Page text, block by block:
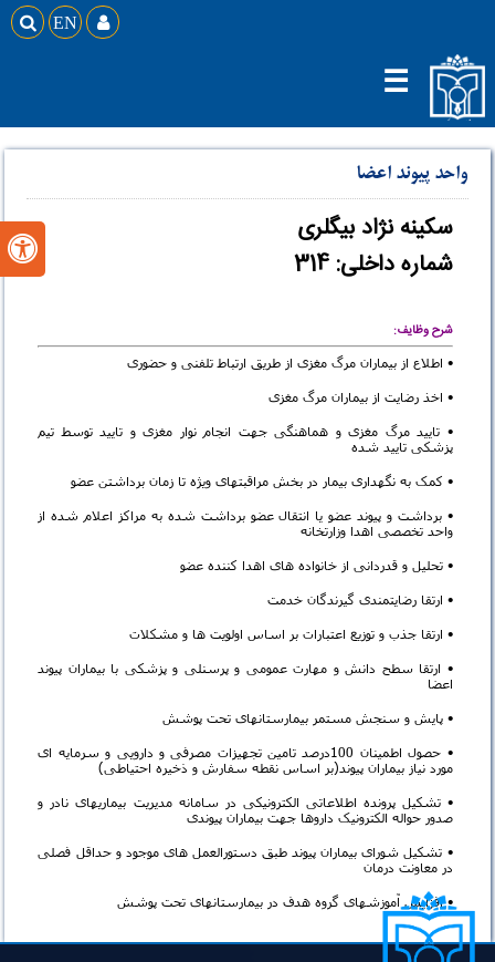
 EN 
☰
واحد پیوند اعضا
سکینه نژاد بیگلری
شماره داخلی: 314
شرح وظایف:
• اطلاع از بیماران مرگ مغزی از طریق ارتباط تلفنی و حضوری
• اخذ رضایت از بیماران مرگ مغزی
• تایید مرگ مغزی و هماهنگی جهت انجام نوار مغزی و تایید توسط تیم
پزشکی تایید شده
• کمک به نگهداری بیمار در بخش مراقبتهای ویژه تا زمان برداشتن عضو
• برداشت و پیوند عضو یا انتقال عضو برداشت شده به مراکز اعلام شده از
واحد تخصصی اهدا وزارتخانه
• تحلیل و قدردانی از خانواده های اهدا کننده عضو
• ارتقا رضایتمندی گیرندگان خدمت
• ارتقا جذب و توزیع اعتبارات بر اساس اولویت ها و مشکلات
• ارتقا سطح دانش و مهارت عمومی و پرسنلی و پزشکی با بیماران پیوند
اعضا
• پایش و سنجش مستمر بیمارستانهای تحت پوشش
• حصول اطمینان 100درصد تامین تجهیزات مصرفی و دارویی و سرمایه ای
مورد نیاز بیماران پیوند(بر اساس نقطه سفارش و ذخیره احتیاطی)
• تشکیل پرونده اطلاعاتی الکترونیکی در سامانه مدیریت بیماریهای نادر و
صدور حواله الکترونیک داروها جهت بیماران پیوندی
• تشکیل شورای بیماران پیوند طبق دستورالعمل های موجود و حداقل فصلی
در معاونت درمان
• افزایش آموزشهای گروه هدف در بیمارستانهای تحت پوشش
